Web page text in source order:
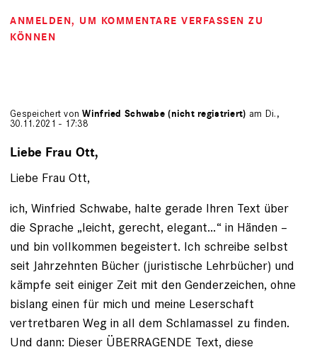
ANMELDEN, UM KOMMENTARE VERFASSEN ZU
KÖNNEN
Gespeichert vonWinfried Schwabe (nicht registriert) am Di.,
30.11.2021 - 17:38
Liebe Frau Ott,
Liebe Frau Ott,
ich, Winfried Schwabe, halte gerade Ihren Text über
die Sprache „leicht, gerecht, elegant…“ in Händen –
und bin vollkommen begeistert. Ich schreibe selbst
seit Jahrzehnten Bücher (juristische Lehrbücher) und
kämpfe seit einiger Zeit mit den Genderzeichen, ohne
bislang einen für mich und meine Leserschaft
vertretbaren Weg in all dem Schlamassel zu finden.
Und dann: Dieser ÜBERRAGENDE Text, diese